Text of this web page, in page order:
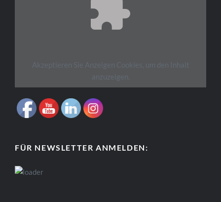
Akzeptieren Sie Anzeigen Cookies, um den Inhalt
anzuzeigen.
FÜR NEWSLETTER ANMELDEN: